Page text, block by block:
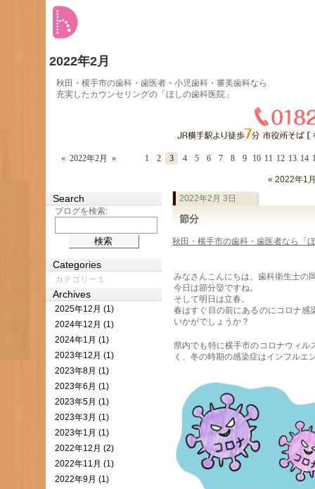
2022年2月
秋田・横手市の歯科・歯医者・小児歯科・審美歯科なら
充実したカウンセリングの「ほしの歯科医院」
« 2022年2月 » 1 2 3 4 5 6 7 8 9 10 11 12 13 14
2022年2月 3日
節分
秋田・横手市の歯科・歯医者なら「
みなさんこんにちは、歯科衛生士の
今日は節分👹ですね。
そして明日は立春。
春はすぐ目の前にあるのにコロナ
いかがでしょうか？
県内でも特に横手市のコロナウィ
く、冬の時期の感染症はインフルエ
« 2022年1
Search
ブログを検索:
Categories
カテゴリー１
Archives
2025年12月 (1)
2024年12月 (1)
2024年1月 (1)
2023年12月 (1)
2023年8月 (1)
2023年6月 (1)
2023年5月 (1)
2023年3月 (1)
2023年1月 (1)
2022年12月 (2)
2022年11月 (1)
2022年9月 (1)